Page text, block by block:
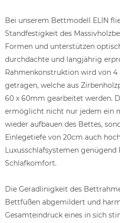
Bei unserem Bettmodell ELIN
Standfestigkeit des
Formen und unterstützen
durchdachte und langjährig
Rahmenkonstruktion wird von
getragen, welche aus
60 x 60mm gearbeitet werden.
ermöglicht nicht nur jedem ein
wieder aufbauen des Bettes,
Einlegetiefe von 20cm auch
Luxusschlafsystemen
Schlafkomfort.
Die Geradlinigkeit des
Bettfüßen abgemildert und
Gesamteindruck eines in sich